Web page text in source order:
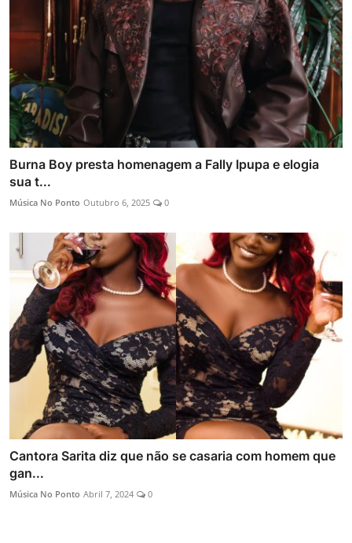
Burna Boy presta homenagem a Fally Ipupa e elogia
sua t...
Música No Ponto Outubro 6, 2025 0
Cantora Sarita diz que não se casaria com homem que
gan...
Música No Ponto Abril 7, 2024 0